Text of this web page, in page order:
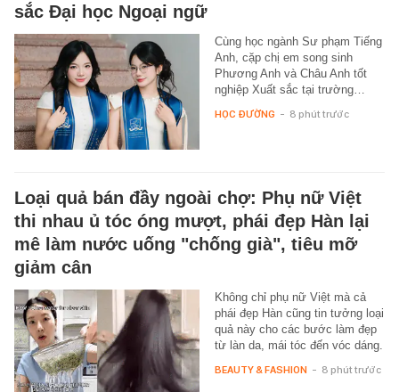
sắc Đại học Ngoại ngữ
Cùng học ngành Sư phạm Tiếng
Anh, cặp chị em song sinh
Phương Anh và Châu Anh tốt
nghiệp Xuất sắc tại trường…
HỌC ĐƯỜNG - 8 phút trước
Loại quả bán đầy ngoài chợ: Phụ nữ Việt
thi nhau ủ tóc óng mượt, phái đẹp Hàn lại
mê làm nước uống "chống già", tiêu mỡ
giảm cân
Không chỉ phụ nữ Việt mà cả
phái đẹp Hàn cũng tin tưởng loại
quả này cho các bước làm đẹp
từ làn da, mái tóc đến vóc dáng.
BEAUTY & FASHION - 8 phút trước